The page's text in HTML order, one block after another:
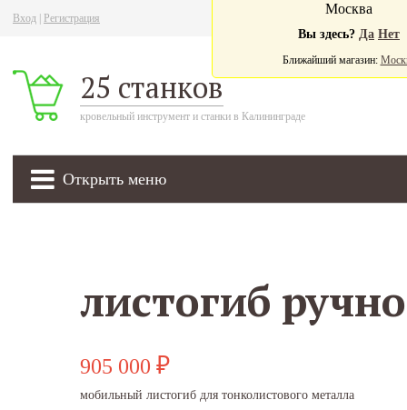
Вход Регистрация
25 станков
кровельный инструмент и станки в Калининграде
Открыть меню
Москва
Вы здесь? Да Нет
Ближайший магазин:
905 000 ₽
мобильный листогиб для тонколистового металла